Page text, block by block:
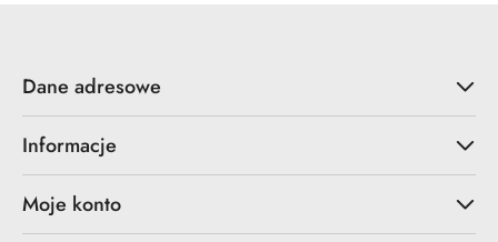
Dane adresowe
Informacje
Moje konto